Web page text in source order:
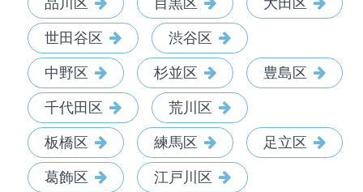
世田谷区 渋谷区
中野区 杉並区 豊島区
千代田区 荒川区
板橋区 練馬区 足立区
葛飾区 江戸川区